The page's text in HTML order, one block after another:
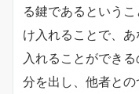
る鍵であるという
け入れることで、
入れることができ
分を出し、他者と